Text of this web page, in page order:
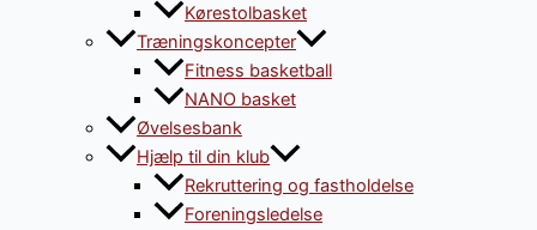
Kørestolbasket
Træningskoncepter
Fitness basketball
NANO basket
Øvelsesbank
Hjælp til din klub
Rekruttering og fastholdelse
Foreningsledelse